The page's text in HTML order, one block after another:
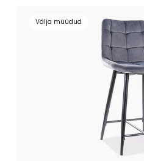
Välja müüdud